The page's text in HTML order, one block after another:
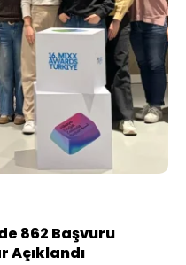
862 Başvuru
Açıklandı